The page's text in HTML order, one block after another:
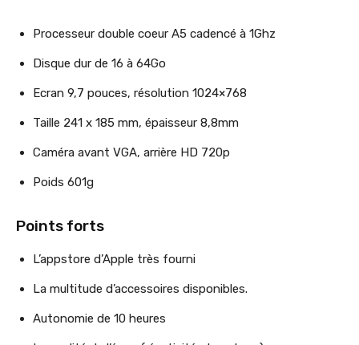
Processeur double coeur A5 cadencé à 1Ghz
Disque dur de 16 à 64Go
Ecran 9,7 pouces, résolution 1024×768
Taille 241 x 185 mm, épaisseur 8,8mm
Caméra avant VGA, arrière HD 720p
Poids 601g
Points forts
L’appstore d’Apple très fourni
La multitude d’accessoires disponibles.
Autonomie de 10 heures